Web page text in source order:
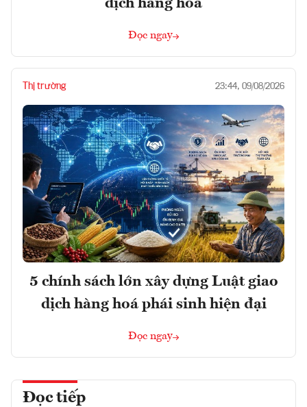
dịch hàng hóa
Đọc ngay
Thị trường 23:44, 09/08/2026
5 chính sách lớn xây dựng Luật giao
dịch hàng hoá phái sinh hiện đại
Đọc ngay
Đọc tiếp